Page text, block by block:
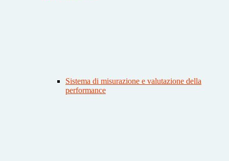
Sistema di misurazione e valutazione della
performance